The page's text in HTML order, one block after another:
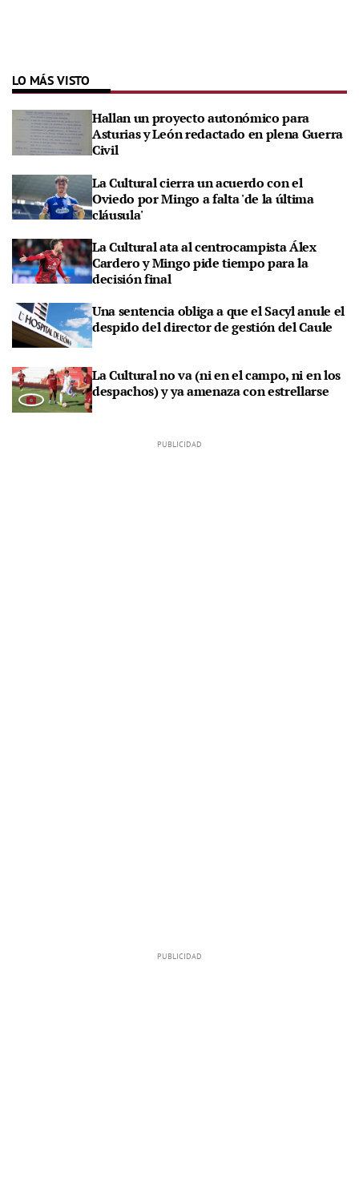
LO MÁS VISTO
Hallan un proyecto autonómico para
Asturias y León redactado en plena Guerra
Civil
La Cultural cierra un acuerdo con el
Oviedo por Mingo a falta 'de la última
cláusula'
La Cultural ata al centrocampista Álex
Cardero y Mingo pide tiempo para la
decisión final
Una sentencia obliga a que el Sacyl anule el
despido del director de gestión del Caule
La Cultural no va (ni en el campo, ni en los
despachos) y ya amenaza con estrellarse